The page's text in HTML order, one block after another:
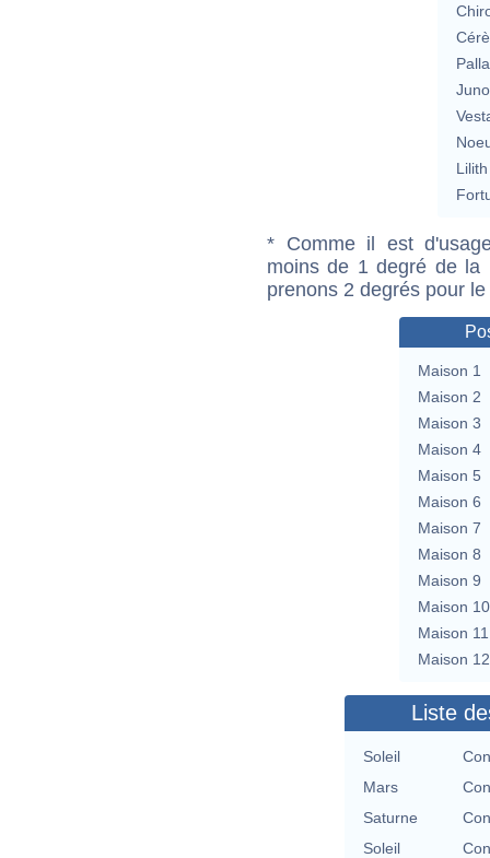
Lilith
* Comme il est
moins de 1 degré de la
prenons 2 degrés pour
Maison 1
Maison 2
Maison 3
Maison 4
Maison 5
Maison 6
Maison 7
Maison 8
Maison 9
Maison 10
Maison 11
Maison 12
Liste
Soleil
Mars
Saturne
Soleil